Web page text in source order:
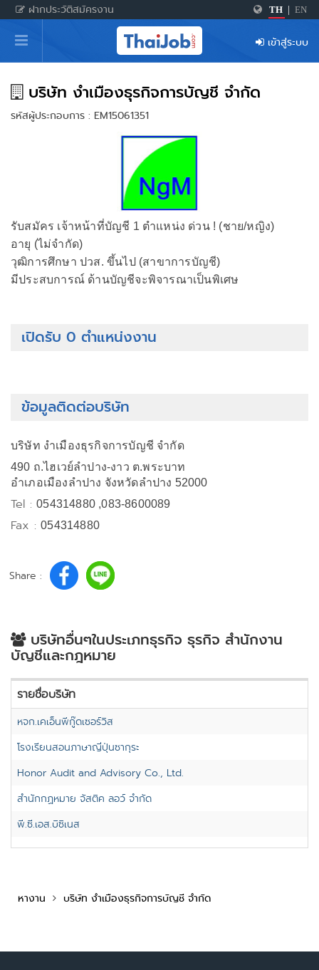
ฝากประวัติสมัครงาน TH EN
หน้าหลัก
ผู้สมัครงาน: เข้าสู่ระบบ
ฝากประวัติสมัครงาน
เกร็ดความรู้
สำหรับผู้ประกอบการ
เข้าสู่ระบบ
บริษัท งำเมืองธุรกิจการบัญชี จำกัด
รหัสผู้ประกอบการ : EM15061351
รับสมัคร เจ้าหน้าที่บัญชี 1 ตำแหน่ง ด่วน ! (ชาย/หญิง)
อายุ (ไม่จำกัด)
วุฒิการศึกษา ปวส. ขึ้นไป (สาขาการบัญชี)
มีประสบการณ์ ด้านบัญชีจะพิจารณาเป็นพิเศษ
เปิดรับ 0 ตำแหน่งงาน
ข้อมูลติดต่อบริษัท
บริษัท งำเมืองธุรกิจการบัญชี จำกัด
490 ถ.ไฮเวย์ลำปาง-งาว ต.พระบาท
อำเภอเมืองลำปาง จังหวัดลำปาง 52000
Tel :054314880 ,083-8600089
Fax :054314880
Share :
บริษัทอื่นๆในประเภทธุรกิจ ธุรกิจ สำนักงาน
บัญชีและกฎหมาย
รายชื่อบริษัท
หจก.เคเอ็นพีกู๊ดเซอร์วิส
โรงเรียนสอนภาษาญี่ปุ่นซากุระ
Honor Audit and Advisory Co., Ltd.
สำนักกฏหมาย จัสติค ลอว์ จำกัด
พี.ซี.เอส.บิซิเนส
หางาน บริษัท งำเมืองธุรกิจการบัญชี จำกัด